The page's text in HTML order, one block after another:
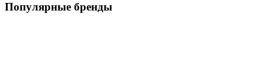
Популярные бренды